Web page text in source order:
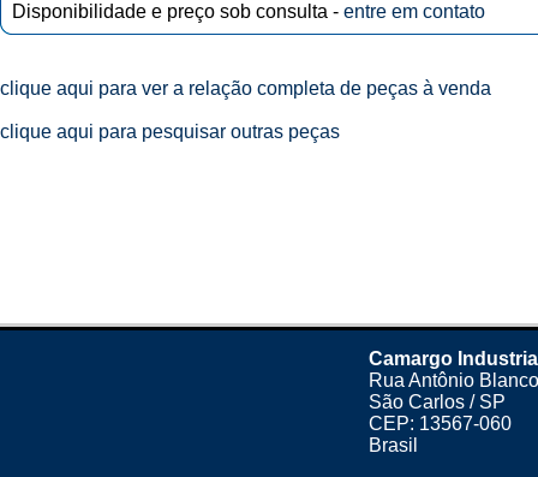
Disponibilidade e preço sob consulta - entre em contato
clique aqui para ver a relação completa de peças à venda
clique aqui para pesquisar outras peças
Camargo
Rua Antônio
São Carlos / SP
CEP: 13567-060
Brasil